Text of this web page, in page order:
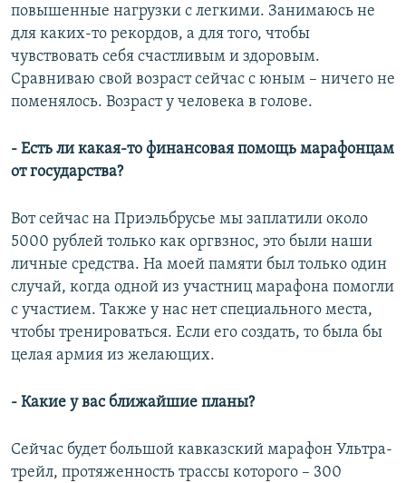
повышенные нагрузки с легкими. Занимаюсь не
для каких-то рекордов, а для того, чтобы
чувствовать себя счастливым и здоровым.
Сравниваю свой возраст сейчас с юным – ничего не
поменялось. Возраст у человека в голове.
- Есть ли какая-то финансовая помощь марафонцам
от государства?
Вот сейчас на Приэльбрусье мы заплатили около
5000 рублей только как оргвзнос, это были наши
личные средства. На моей памяти был только один
случай, когда одной из участниц марафона помогли
с участием. Также у нас нет специального места,
чтобы тренироваться. Если его создать, то была бы
целая армия из желающих.
- Какие у вас ближайшие планы?
Сейчас будет большой кавказский марафон Ультра-
трейл, протяженность трассы которого – 300